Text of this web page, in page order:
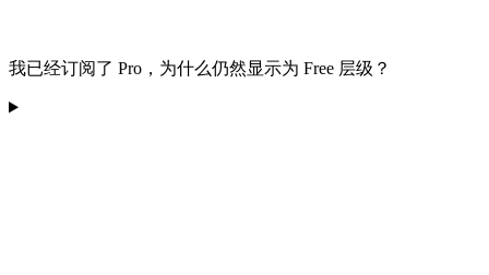
我已经订阅了 Pro，为什么仍然显示为 Free 层级？